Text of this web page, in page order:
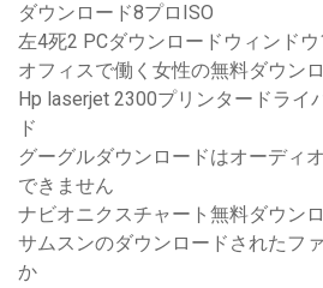
ダウンロード8プロISO
左4死2 PCダウンロードウィンドウ
オフィスで働く女性の無料ダウン
Hp laserjet 2300プリンタードライ
ド
グーグルダウンロードはオーディ
できません
ナビオニクスチャート無料ダウン
サムスンのダウンロードされたフ
か